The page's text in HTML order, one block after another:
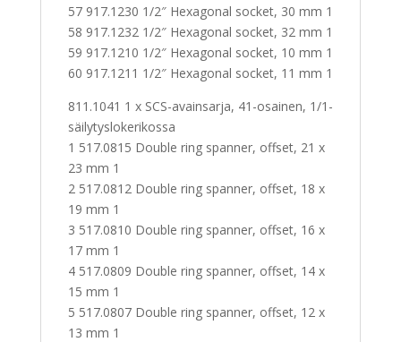
57 917.1230 1/2″ Hexagonal socket, 30 mm 1
58 917.1232 1/2″ Hexagonal socket, 32 mm 1
59 917.1210 1/2″ Hexagonal socket, 10 mm 1
60 917.1211 1/2″ Hexagonal socket, 11 mm 1
811.1041 1 x SCS-avainsarja, 41-osainen, 1/1-
säilytyslokerikossa
1 517.0815 Double ring spanner, offset, 21 x
23 mm 1
2 517.0812 Double ring spanner, offset, 18 x
19 mm 1
3 517.0810 Double ring spanner, offset, 16 x
17 mm 1
4 517.0809 Double ring spanner, offset, 14 x
15 mm 1
5 517.0807 Double ring spanner, offset, 12 x
13 mm 1